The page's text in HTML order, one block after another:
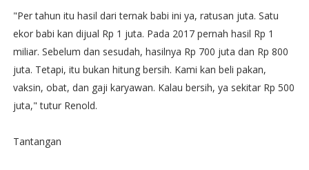
"Per tahun itu hasil dari ternak babi ini ya, ratusan juta. Satu
ekor babi kan dijual Rp 1 juta. Pada 2017 pernah hasil Rp 1
miliar. Sebelum dan sesudah, hasilnya Rp 700 juta dan Rp 800
juta. Tetapi, itu bukan hitung bersih. Kami kan beli pakan,
vaksin, obat, dan gaji karyawan. Kalau bersih, ya sekitar Rp 500
juta," tutur Renold.
Tantangan